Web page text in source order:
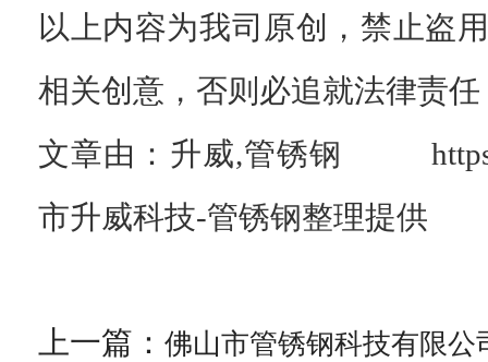
以上内容为我司原创，禁止盗
相关创意，否则必追就法律责任
文章由：升威,管锈钢
市升威科技-管锈钢整理提供
上一篇： 佛山市管锈钢科技有限公